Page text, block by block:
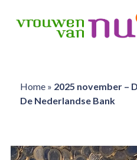
Home» 2025 november –
De Nederlandse Bank